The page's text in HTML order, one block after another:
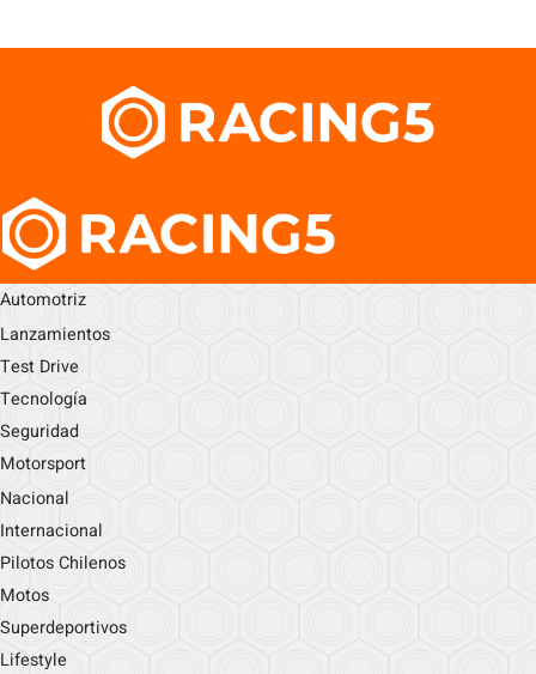
Automotriz
Lanzamientos
Test Drive
Tecnología
Seguridad
Motorsport
Nacional
Internacional
Pilotos Chilenos
Motos
Superdeportivos
Lifestyle